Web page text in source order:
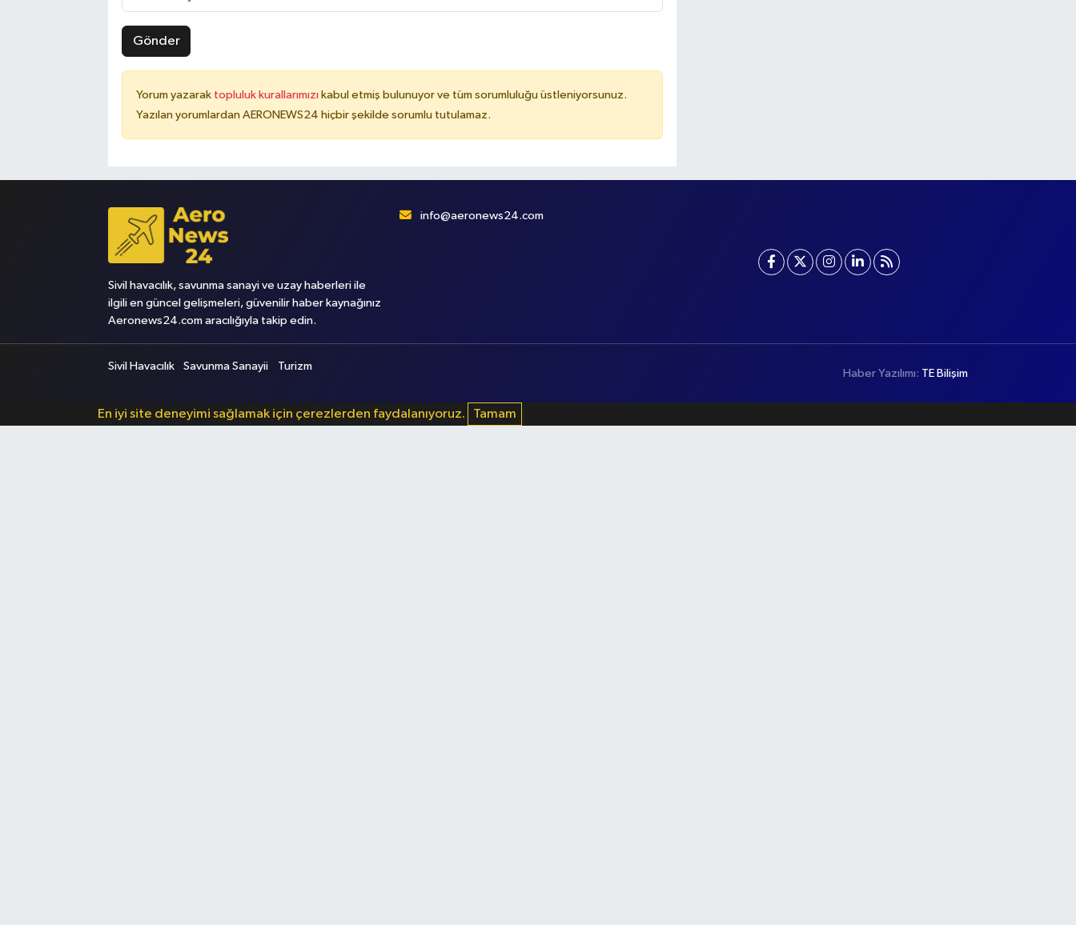
Gönder
Yorum yazarak topluluk kurallarımızı kabul etmiş bulunuyor ve tüm sorumluluğu üstleniyorsunuz.
Yazılan yorumlardan AERONEWS24 hiçbir şekilde sorumlu tutulamaz.
Sivil havacılık, savunma sanayi ve uzay haberleri ile
ilgili en güncel gelişmeleri, güvenilir haber kaynağınız
Aeronews24.com aracılığıyla takip edin.
info@aeronews24.com
Sivil Havacılık Savunma Sanayii Turizm
Haber Yazılımı: TE Bilişim
En iyi site deneyimi sağlamak için çerezlerden faydalanıyoruz. Tamam